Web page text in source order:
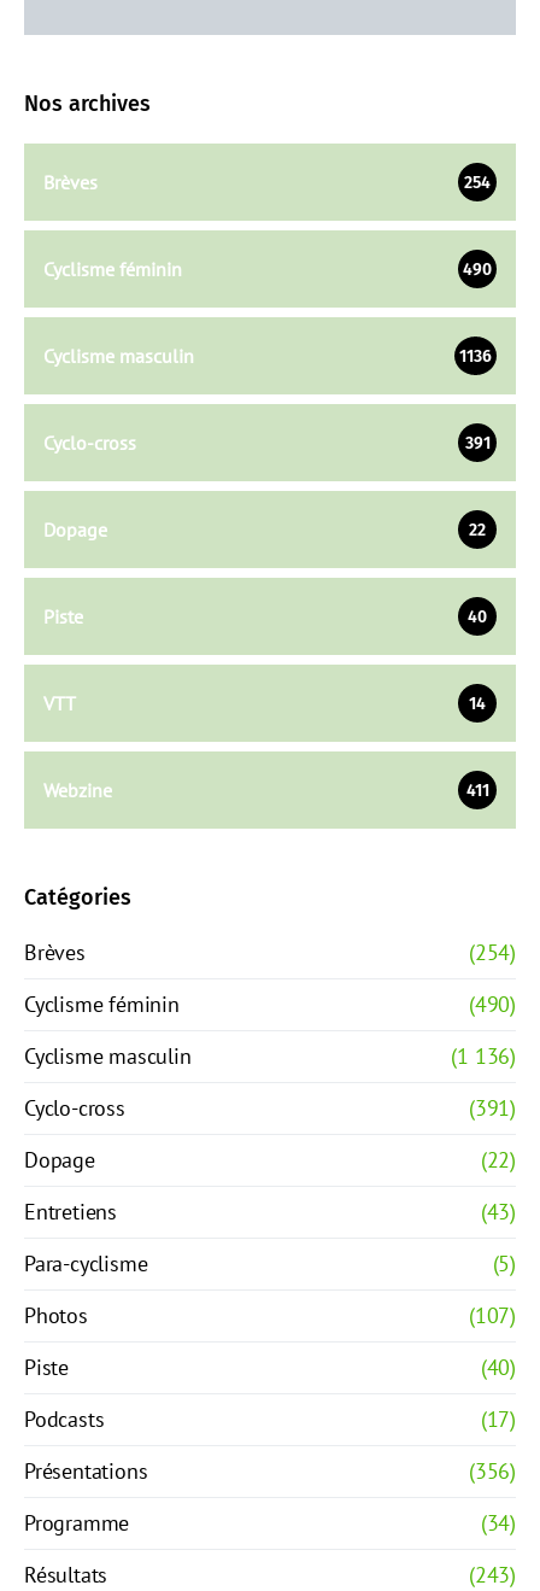
Nos archives
Brèves 254
Cyclisme féminin 490
Cyclisme masculin 1136
Cyclo-cross 391
Dopage 22
Piste 40
VTT 14
Webzine 411
Catégories
Brèves
(254)
Cyclisme féminin
(490)
Cyclisme masculin
(1 136)
Cyclo-cross
(391)
Dopage
(22)
Entretiens
(43)
Para-cyclisme
(5)
Photos
(107)
Piste
(40)
Podcasts
(17)
Présentations
(356)
Programme
(34)
Résultats
(243)